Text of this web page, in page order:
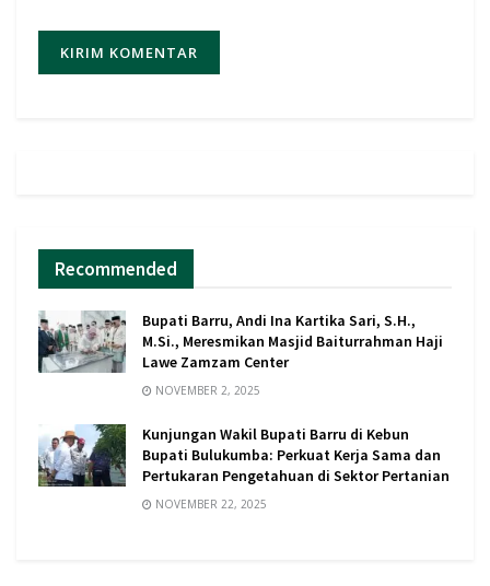
Recommended
Bupati Barru, Andi Ina Kartika Sari, S.H.,
M.Si., Meresmikan Masjid Baiturrahman Haji
Lawe Zamzam Center
NOVEMBER 2, 2025
Kunjungan Wakil Bupati Barru di Kebun
Bupati Bulukumba: Perkuat Kerja Sama dan
Pertukaran Pengetahuan di Sektor Pertanian
NOVEMBER 22, 2025